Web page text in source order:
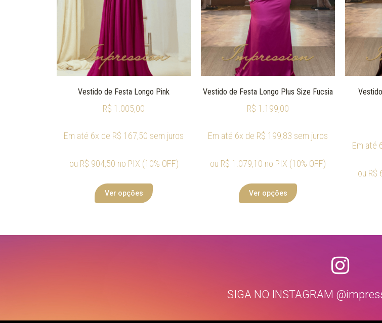
Vestido de Festa Longo Pink
R$ 1.005,00
Em até 6x de R$ 167,50 sem juros
ou R$ 904,50 no PIX (10% OFF)
Ver opções
Vestido de Festa Longo Plus Size Fucsia
R$ 1.199,00
Em até 6x de R$ 199,83 sem juros
ou R$ 1.079,10 no PIX (10% OFF)
Ver opções
Em até
ou R$
SIGA NO INSTAGRAM